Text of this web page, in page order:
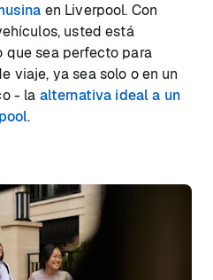
en Liverpool. Con
usted está
que sea perfecto para
viaje, ya sea solo o en un
- la alternativa ideal a un
.